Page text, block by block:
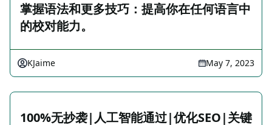
掌握语法和更多技巧：提高你在任何语言中
的校对能力。
KJaime May 7, 2023
100%无抄袭|人工智能通过|优化SEO|关键